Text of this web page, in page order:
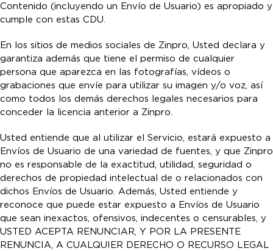
Contenido (incluyendo un Envío de Usuario) es apropiado y
cumple con estas CDU.
En los sitios de medios sociales de Zinpro, Usted declara y
garantiza además que tiene el permiso de cualquier
persona que aparezca en las fotografías, vídeos o
grabaciones que envíe para utilizar su imagen y/o voz, así
como todos los demás derechos legales necesarios para
conceder la licencia anterior a Zinpro.
Usted entiende que al utilizar el Servicio, estará expuesto a
Envíos de Usuario de una variedad de fuentes, y que Zinpro
no es responsable de la exactitud, utilidad, seguridad o
derechos de propiedad intelectual de o relacionados con
dichos Envíos de Usuario. Además, Usted entiende y
reconoce que puede estar expuesto a Envíos de Usuario
que sean inexactos, ofensivos, indecentes o censurables, y
USTED ACEPTA RENUNCIAR, Y POR LA PRESENTE
RENUNCIA, A CUALQUIER DERECHO O RECURSO LEGAL